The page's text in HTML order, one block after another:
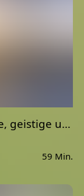
Yoga Nidra | Tiefe körperliche, geistige und emotionale Entspannung und Erholung
59 Min.